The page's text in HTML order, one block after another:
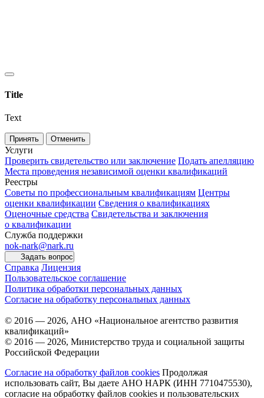
Title
Text
Принять Отменить
Услуги
Проверить свидетельство или заключение Подать апелляцию
Места проведения независимой оценки квалификаций
Реестры
Советы по профессиональным квалификациям Центры
оценки квалификации Сведения о квалификациях
Оценочные средства Свидетельства и заключения
о квалификации
Служба поддержки
nok-nark@nark.ru
Задать вопрос
Справка Лицензия
Пользовательское соглашение
Политика обработки персональных данных
Согласие на обработку персональных данных
© 2016 — 2026, АНО «Национальное агентство развития
квалификаций»
© 2016 — 2026, Министерство труда и социальной защиты
Российской Федерации
Согласие на обработку файлов cookies Продолжая
использовать сайт, Вы даете АНО НАРК (ИНН 7710475530),
согласие на обработку файлов cookies и пользовательских